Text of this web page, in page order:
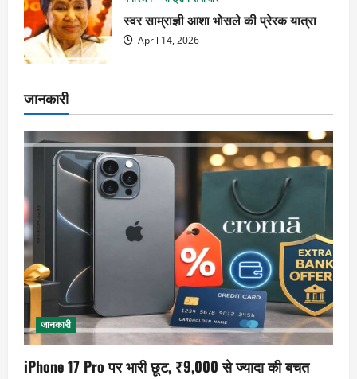
स्वर साम्राज्ञी आशा भोसले की प्रेरक यात्रा
April 14, 2026
जानकारी
जानकारी
iPhone 17 Pro पर भारी छूट, ₹9,000 से ज्यादा की बचत